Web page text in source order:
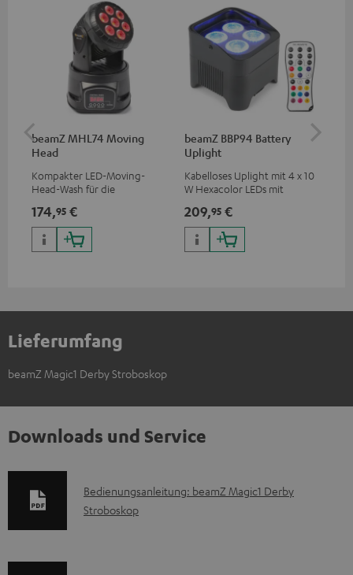
beamZ MHL74 Moving
Head
Kompakter LED-Moving-
Head-Wash für die
deiner Show
174,95 €
beamZ BBP94 Battery
Uplight
Kabelloses Uplight mit 4 x 10
W Hexacolor LEDs mit
Farbvielfalt & Schwarzlicht
209,95 €
Lieferumfang
beamZ Magic1 Derby Stroboskop
Downloads und Service
D
o
Bedienungsanleitung: beamZ Magic1 Derby
Stroboskop